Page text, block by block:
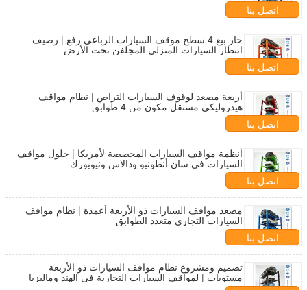
اتصل بنا
حار بيع 4 سطح موقف السيارات الرباعي رفع | رصيف
انتظار السيارات المنزلي المجلفن تحت الأرض
اتصل بنا
أربعة مصعد لوقوف السيارات التراص | نظام مواقف
هيدروليكي مستقل مكون من 4 طوابق
اتصل بنا
أنظمة مواقف السيارات المخصصة لأمريكا | حلول مواقف
السيارات في سان أنطونيو ودالاس ونيويورك
اتصل بنا
مصعد مواقف السيارات ذو الأربعة أعمدة | نظام مواقف
السيارات التجاري متعدد الطوابق
اتصل بنا
تصميم ومشروع نظام مواقف السيارات ذو الأربعة
مستويات | لمواقف السيارات التجارية في الهند وماليزيا